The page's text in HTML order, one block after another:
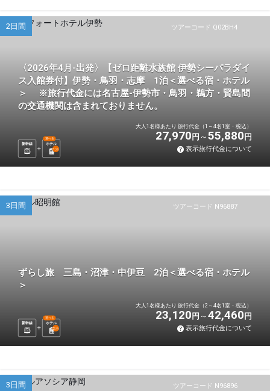
ツアーコード Q02BH4
2日間
〈2026年4月-出発〉【ゼロ距離水族館 伊勢シーパラダイ
ス入館券付】伊勢・鳥羽・志摩 1泊＜選べる宿・ホテル
＞ ※旅行代金には名古屋-伊勢市・鳥羽・鵜方・賢島間
の交通機関は含まれておりません。
新幹線 ホテル
選べる
1 泊
大人1名様あたり 旅行代金（1～4名1室・税込）
27,970 円 55,880 円
表示旅行代金について
ツアーコード N96887
3日間
ずらし旅 三島・沼津・中伊豆 2泊＜選べる宿・ホテル
＞
新幹線 ホテル
選べる
2泊
大人1名様あたり 旅行代金（2～4名1室・税込）
23,120 円 42,460 円
表示旅行代金について
ツアーコード N96896
3日間